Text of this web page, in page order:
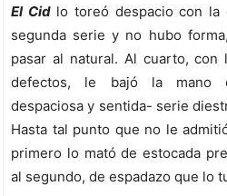
El Cidlo toreó despacio con la
segunda serie y no hubo
pasar al natural. Al cuarto, con
defectos, le bajó la mano
despaciosa y sentida- serie
Hasta tal punto que no le
primero lo mató de estocada
al segundo, de espadazo que lo